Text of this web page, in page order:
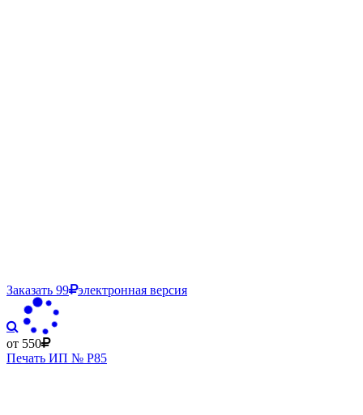
Заказать 99 электронная версия
от 550
Печать ИП № Р85